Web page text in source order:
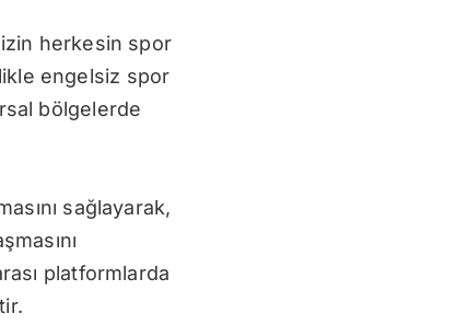
herkesin spor
engelsiz spor
bölgelerde
sağlayarak,
platformlarda